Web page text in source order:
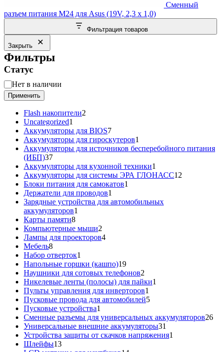
Сменный
разъем питания M24 для Asus (19V, 2,3 x 1,0)
Фильтрация товаров
Закрыть
Фильтры
Статус
Статус
Нет в наличии
Применить
Flash накопители2
Uncategorized1
товар
Аккумуляторы для BIOS77
товаров
Аккумуляторы для гироскутеров1
товар
Аккумуляторы для источников бесперебойного питания
(ИБП)3737
товаров
Аккумуляторы для кухонной техники1
товар
Аккумуляторы для системы ЭРА ГЛОНАСС12
Блоки питания для самокатов1
Держатели для проводов1
товар
Зарядные устройства для автомобильных
аккумуляторов1
Карты памяти88
товаров
Компьютерные мыши2
товара
Лампы для проекторов44
Мебель88
товаров
Набор отверток1
товар
Напольные горшки (кашпо)1919
товаров
Наушники для сотовых телефонов2
товара
Никелевые ленты (полосы) для пайки1
Пульты управления для инверторов1
товар
Пусковые провода для автомобилей55
Пусковые устройства1
товар
Сменные разъемы для универсальных аккумуляторов2626
Универсальные внешние аккумуляторы31
товар
Устройства защиты от скачков напряжения1
Шлейфы1313